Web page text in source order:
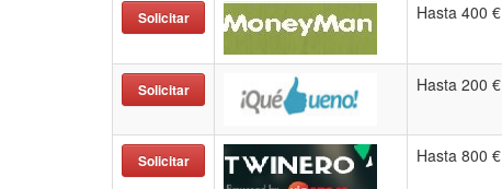
Solicitar Hasta 400 €
Solicitar Hasta 200 €
Solicitar Hasta 800 €